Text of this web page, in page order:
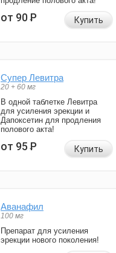
от 90Р Купить
Супер Левитра
20 + 60 мг
В одной таблетке Левитра
для усиления эрекции и
Дапоксетин для продления
полового акта!
от 95Р Купить
Аванафил
100 мг
Препарат для усиления
эрекции нового поколения!